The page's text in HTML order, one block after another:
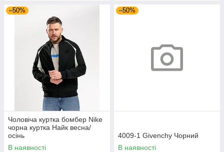
–50%
Чоловіча куртка бомбер Nike
чорна куртка Найк весна/
осінь
В наявності
–50%
4009-1 Givenchy Чорний
В наявності